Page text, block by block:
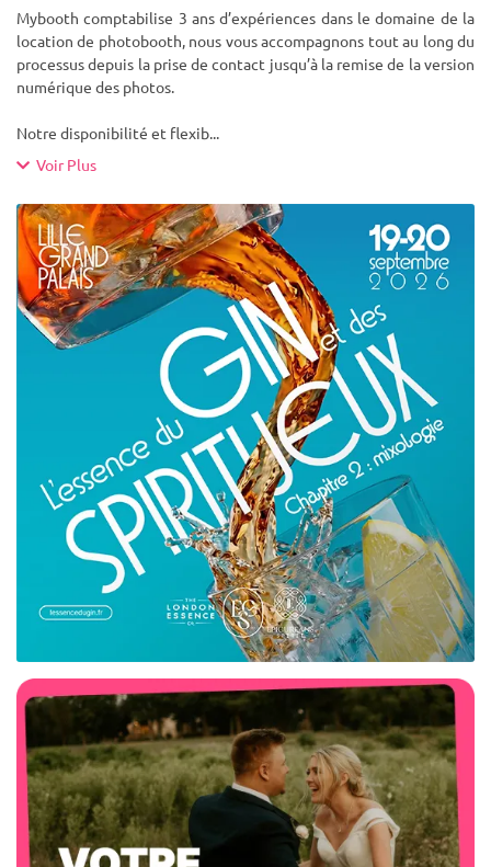
Mybooth comptabilise 3 ans d’expériences dans le domaine de la
location de photobooth, nous vous accompagnons tout au long du
processus depuis la prise de contact jusqu’à la remise de la version
numérique des photos.
Notre disponibilité et flexib...
Voir Plus